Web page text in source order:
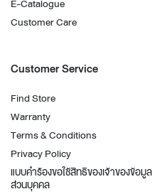
Customer Care
Customer Service
Find Store
Warranty
Terms & Conditions
Privacy Policy
แบบคำร้องขอใช้สิทธิของเจ้าของข้อมูล
ส่วนบุคคล